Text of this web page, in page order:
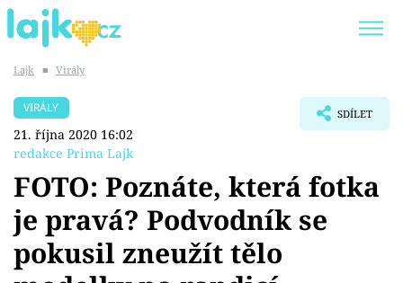
SHOPAHOLICADEL
Témata
Showbyznys
Lajk ■ Virály
VIRÁLY
21. října 2020 16:02
redakce Prima Lajk
SDÍLET
FOTO: Poznáte, která fotka
je pravá? Podvodník se
pokusil zneužít tělo